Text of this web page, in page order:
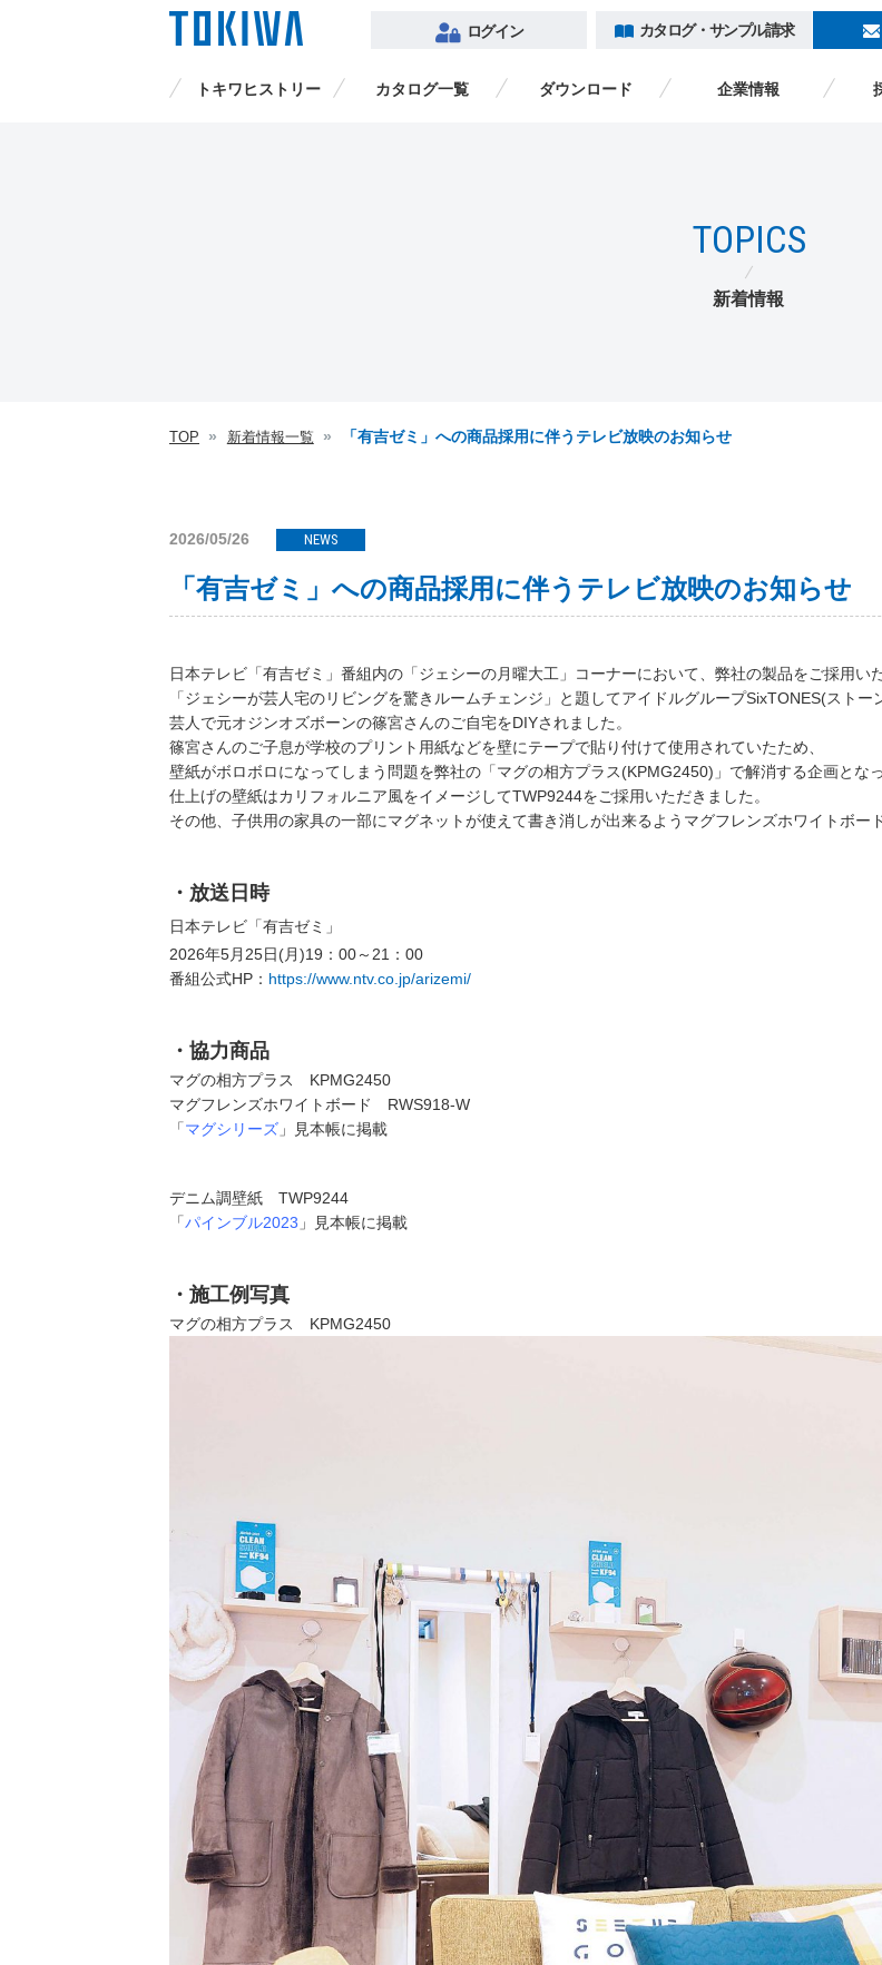
ログイン カタログ・サンプル請求
トキワヒストリー カタログ一覧 ダウンロード 企業情報
海外のお客様へ /
TOPICS
新着情報
TOP 新着情報一覧 「有吉ゼミ」への商品採用に伴うテレビ放映のお知らせ
2026/05/26 NEWS
「有吉ゼミ」への商品採用に伴うテレビ放映のお知らせ
日本テレビ「有吉ゼミ」番組内の「ジェシーの月曜大工」コーナーにおいて、弊社の製品をご採用い
「ジェシーが芸人宅のリビングを驚きルームチェンジ」と題してアイドルグループSixTONES(ストー
芸人で元オジンオズボーンの篠宮さんのご自宅をDIYされました。
篠宮さんのご子息が学校のプリント用紙などを壁にテープで貼り付けて使用されていたため、
壁紙がボロボロになってしまう問題を弊社の「マグの相方プラス(KPMG2450)」で解消する企画とな
仕上げの壁紙はカリフォルニア風をイメージしてTWP9244をご採用いただきました。
その他、子供用の家具の一部にマグネットが使えて書き消しが出来るようマグフレンズホワイトボー
・放送日時
日本テレビ「有吉ゼミ」
2026年5月25日(月)19：00～21：00
番組公式HP： https://www.ntv.co.jp/arizemi/
・協力商品
マグの相方プラス KPMG2450
マグフレンズホワイトボード RWS918-W
「マグシリーズ 」見本帳に掲載
デニム調壁紙 TWP9244
「パインブル2023 」見本帳に掲載
・施工例写真
マグの相方プラス KPMG2450